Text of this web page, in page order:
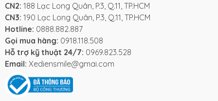
Yên xe được thiết kế liền khối, bề mặt yên phẳng và
độ cao hợp lý, mang lại tư thế ngồi thoải mái cho
người lái. Không gian để chân rộng rãi, giúp việc lên
xuống xe dễ dàng và thuận tiện hơn trong quá trình
sử dụng hằng ngày. Đây cũng là điểm cộng lớn đối
với người dùng trẻ, đặc biệt là học sinh – sinh viên.
So với R2, điểm thay đổi đáng chú ý nhất trên Yaka
CN2: 188 Lạc Long Quân, P.3, Q.11, TP.HCM
CN3: 190 Lạc Long Quân, P.3, Q.11, TP.HCM
Hotline: 0888.882.887
Gọi mua hàng: 0918.118.508
Hỗ trợ kỹ thuật 24/7: 0969.823.528
Email: Xediensmile@gmai.com